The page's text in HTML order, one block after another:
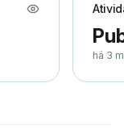
há 3